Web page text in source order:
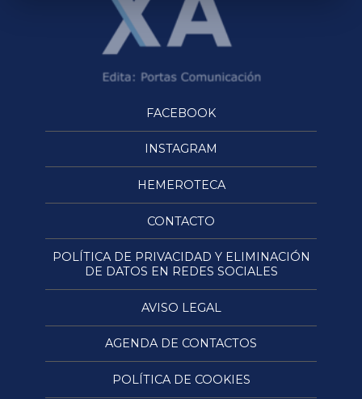
FACEBOOK
INSTAGRAM
HEMEROTECA
CONTACTO
POLÍTICA DE PRIVACIDAD Y ELIMINACIÓN
DE DATOS EN REDES SOCIALES
AVISO LEGAL
AGENDA DE CONTACTOS
POLÍTICA DE COOKIES